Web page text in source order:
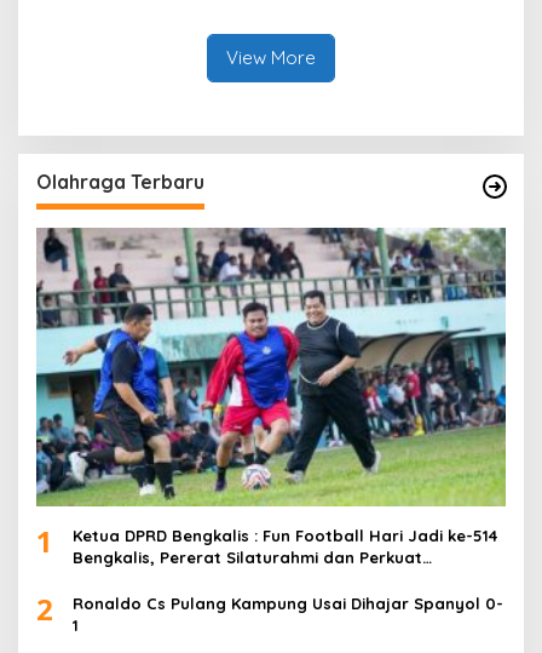
View More
Olahraga Terbaru
1
Ketua DPRD Bengkalis : Fun Football Hari Jadi ke-514
Bengkalis, Pererat Silaturahmi dan Perkuat
2
Ronaldo Cs Pulang Kampung Usai Dihajar Spanyol 0-
1